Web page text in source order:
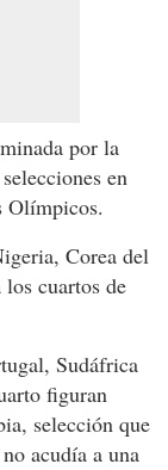
por la
en
Olímpicos.
Corea del
cuartos de
Sudáfrica
figuran
selección que
acudía a una